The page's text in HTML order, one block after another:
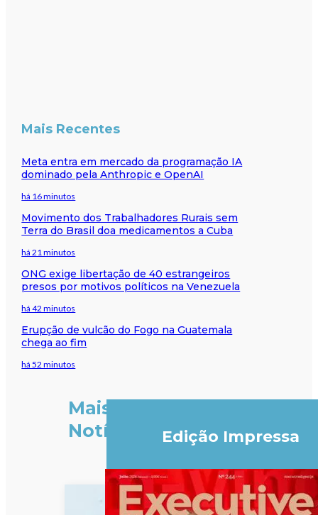
Mais Recentes
Meta entra em mercado da programação IA
dominado pela Anthropic e OpenAI
há 16 minutos
Movimento dos Trabalhadores Rurais sem
Terra do Brasil doa medicamentos a Cuba
há 21 minutos
ONG exige libertação de 40 estrangeiros
presos por motivos políticos na Venezuela
há 42 minutos
Erupção de vulcão do Fogo na Guatemala
chega ao fim
há 52 minutos
Mais
Notícias
Edição Impressa